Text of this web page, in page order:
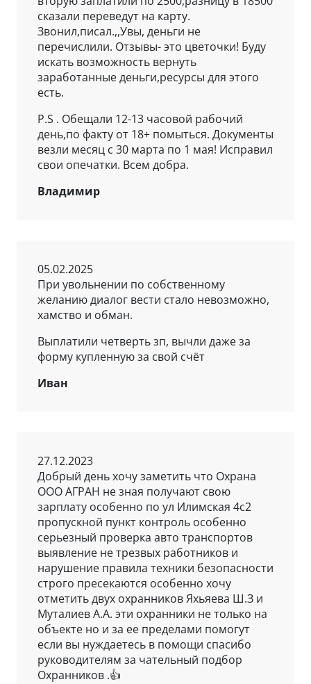
сказали переведут на карту.
Звонил,писал.,,Увы, деньги не
перечислили. Отзывы- это цветочки! Буду
искать возможность вернуть
заработанные деньги,ресурсы для этого
есть.
Р.S . Обещали 12-13 часовой рабочий
день,по факту от 18+ помыться. Документы
везли месяц с 30 марта по 1 мая! Исправил
свои опечатки. Всем добра.
Владимир
05.02.2025
При увольнении по собственному
желанию диалог вести стало невозможно,
хамство и обман.
Выплатили четверть зп, вычли даже за
форму купленную за свой счёт
Иван
27.12.2023
Добрый день хочу заметить что Охрана
ООО АГРАН не зная получают свою
зарплату особенно по ул Илимская 4с2
пропускной пункт контроль особенно
серьезный проверка авто транспортов
выявление не трезвых работников и
нарушение правила техники безопасности
строго пресекаются особенно хочу
отметить двух охранников Яхьяева Ш.З и
Муталиев А.А. эти охранники не только на
объекте но и за ее пределами помогут
если вы нуждаетесь в помощи спасибо
руководителям за чательный подбор
Охранников .👍